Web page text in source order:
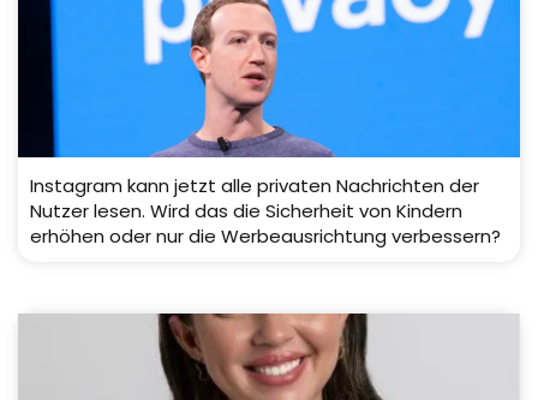
Instagram kann jetzt alle privaten Nachrichten der
Nutzer lesen. Wird das die Sicherheit von Kindern
erhöhen oder nur die Werbeausrichtung verbessern?